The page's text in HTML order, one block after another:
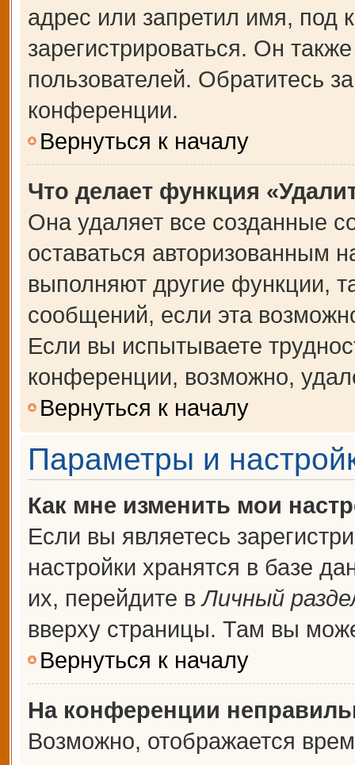
адрес или запретил имя, под
зарегистрироваться. Он
пользователей. Обратитесь
конференции.
Вернуться к началу
Что делает функция
Она удаляет все созданные
оставаться авторизованным
выполняют другие функции,
сообщений, если эта
Если вы испытываете
конференции, возможно,
Вернуться к началу
Параметры и
Как мне изменить мои
Если вы являетесь
настройки хранятся в базе
их, перейдите вЛичный
вверху страницы. Там вы
Вернуться к началу
На конференции
Возможно, отображается